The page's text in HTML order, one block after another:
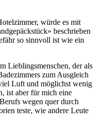
würde es mit
beschrieben
so sinnvoll ist wie ein
Lieblingsmenschen, der als
zum Ausgleich
Luft und möglichst wenig
ist aber für mich eine
wegen quer durch
teste, wie andere Leute